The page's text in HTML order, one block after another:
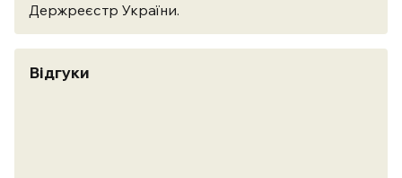
Держреєстр України.
Відгуки